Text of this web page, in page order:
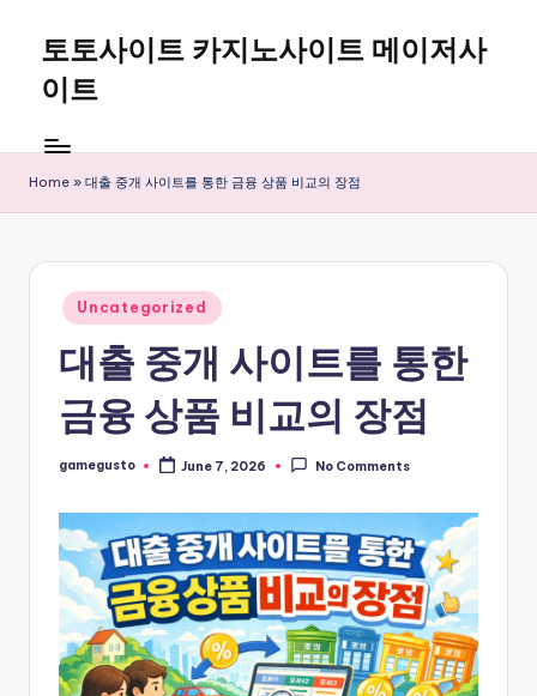
content
토토사이트 카지노사이트 메이저사
이트
Home » 대출 중개 사이트를 통한 금융 상품 비교의 장점
Posted
in
Uncategorized
대출 중개 사이트를 통한
금융 상품 비교의 장점
Posted
gamegusto June 7, 2026 No Comments